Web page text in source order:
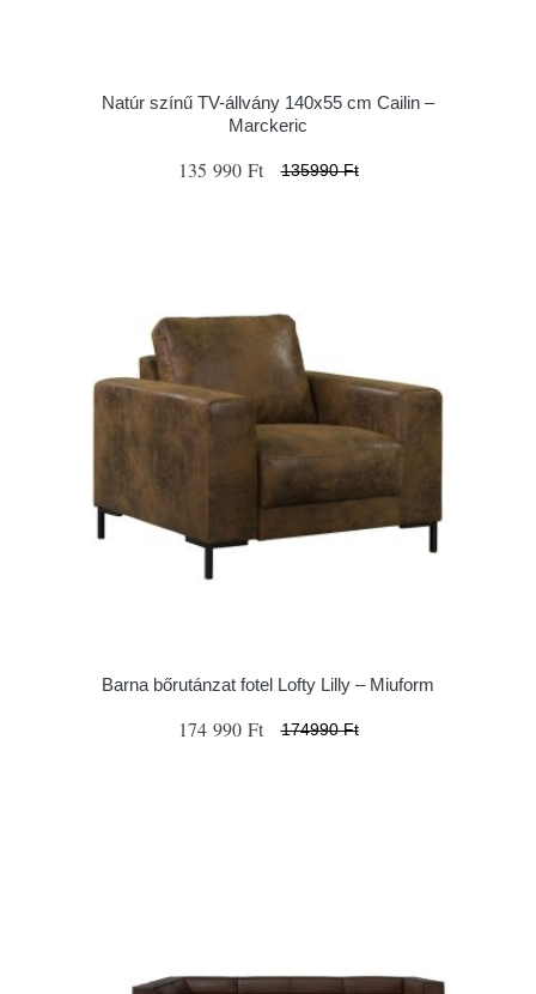
Natúr színű TV-állvány 140x55 cm Cailin –
Marckeric
135 990 Ft 135990 Ft
Barna bőrutánzat fotel Lofty Lilly – Miuform
174 990 Ft 174990 Ft